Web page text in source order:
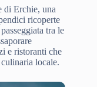
di Erchie, una
ricoperte
tra le
e ristoranti che
locale.